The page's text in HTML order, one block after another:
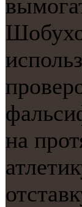
на